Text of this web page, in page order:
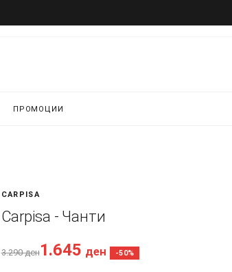
ПРОМОЦИИ
CARPISA
Carpisa - Чанти
3.290ден1.645 ден -50%